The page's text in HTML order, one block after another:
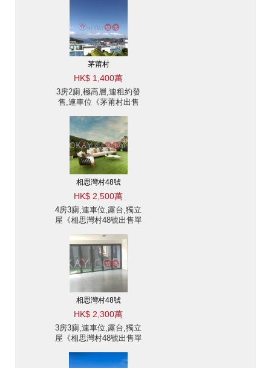
茅莆村
HK$ 1,400萬
3房2廁,極高層,連租約發
售,連車位《茅莆村出售
相思灣村48號
HK$ 2,500萬
4房3廁,連車位,露台,獨立
屋《相思灣村48號出售單
相思灣村48號
HK$ 2,300萬
3房3廁,連車位,露台,獨立
屋《相思灣村48號出售單